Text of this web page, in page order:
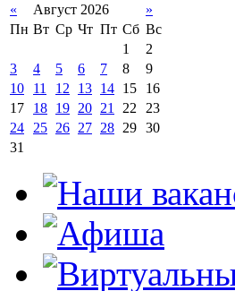
« Август 2026
»
Пн Вт Ср Чт Пт Сб Вс
1
2
3
4 5 6 7 8
9
10
11 12 13 14 15
16
17
18 19 20 21 22
23
24
25 26 27 28 29 30
31